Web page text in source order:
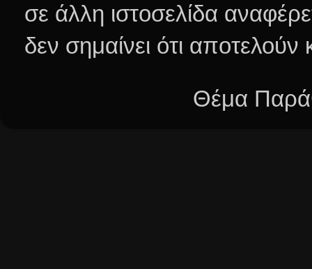
σε άλλη ιστοσελίδα
δεν σημαίνει ότι
Θέμα